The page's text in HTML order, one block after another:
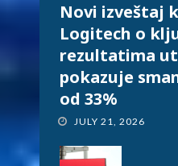
Novi izveštaj
Logitech o
rezultatima
pokazuje
od 33%
JULY 21, 2026